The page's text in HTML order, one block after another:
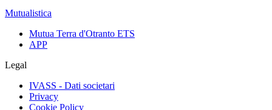
Mutualistica
Mutua Terra d'Otranto ETS
APP
Legal
IVASS - Dati societari
Privacy
Cookie Policy